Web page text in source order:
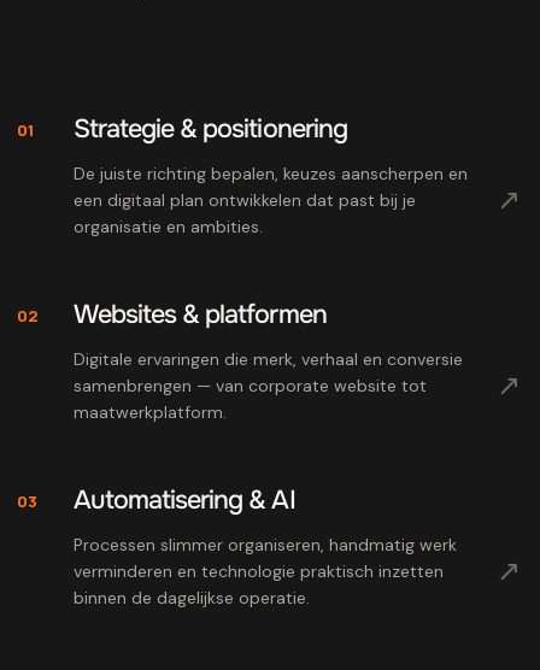
01 Strategie & positionering
De juiste richting bepalen, keuzes aanscherpen en
een digitaal plan ontwikkelen dat past bij je
organisatie en ambities.
↗
02 Websites & platformen
Digitale ervaringen die merk, verhaal en conversie
samenbrengen — van corporate website tot
maatwerkplatform.
↗
03 Automatisering & AI
Processen slimmer organiseren, handmatig werk
verminderen en technologie praktisch inzetten
binnen de dagelijkse operatie.
↗